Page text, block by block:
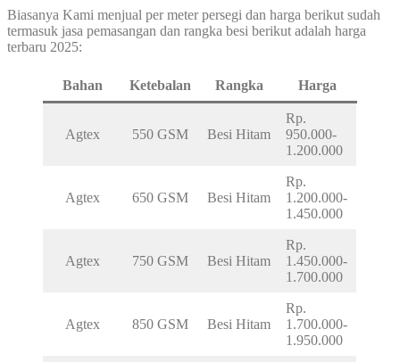
Biasanya Kami menjual per meter persegi dan harga berikut sudah
termasuk jasa pemasangan dan rangka besi berikut adalah harga
terbaru 2025:
Bahan Ketebalan Rangka Harga
Agtex 550 GSM Besi Hitam
Rp.
950.000-
1.200.000
Agtex 650 GSM Besi Hitam
Rp.
1.200.000-
1.450.000
Agtex 750 GSM Besi Hitam
Rp.
1.450.000-
1.700.000
Agtex 850 GSM Besi Hitam
Rp.
1.700.000-
1.950.000